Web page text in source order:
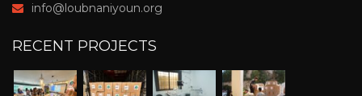
info@loubnaniyoun.org
RECENT PROJECTS